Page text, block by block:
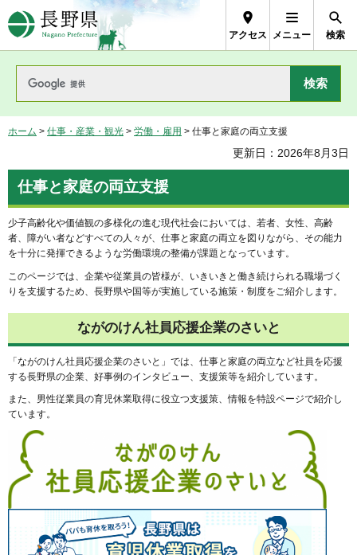
長野県Nagano Prefecture
アクセス メニュー 検索
ホーム > 仕事・産業・観光 > 労働・雇用 > 仕事と家庭の両立支援
更新日：2026年8月3日
仕事と家庭の両立支援
少子高齢化や価値観の多様化の進む現代社会においては、若者、女性、高齢
者、障がい者などすべての人々が、仕事と家庭の両立を図りながら、その能力
を十分に発揮できるような労働環境の整備が課題となっています。
このページでは、企業や従業員の皆様が、いきいきと働き続けられる職場づく
りを支援するため、長野県や国等が実施している施策・制度をご紹介します。
ながのけん社員応援企業のさいと
「ながのけん社員応援企業のさいと」では、仕事と家庭の両立など社員を応援
する長野県の企業、好事例のインタビュー、支援策等を紹介しています。
また、男性従業員の育児休業取得に役立つ支援策、情報を特設ページで紹介し
ています。